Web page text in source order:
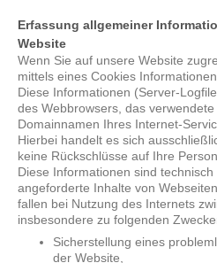
Erfassung allgemeiner
Website
Wenn Sie auf unsere Website
mittels eines Cookies
Diese Informationen (Server-
des Webbrowsers, das
Domainnamen Ihres Internet-
Hierbei handelt es sich
keine Rückschlüsse auf Ihre
Diese Informationen sind
angeforderte Inhalte von
fallen bei Nutzung des Internets
insbesondere zu folgenden
Sicherstellung eines
der Website,